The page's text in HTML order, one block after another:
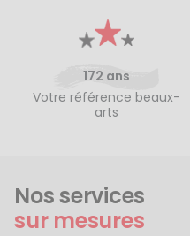
172 ans
Votre référence beaux-
arts
Nos services
sur mesures